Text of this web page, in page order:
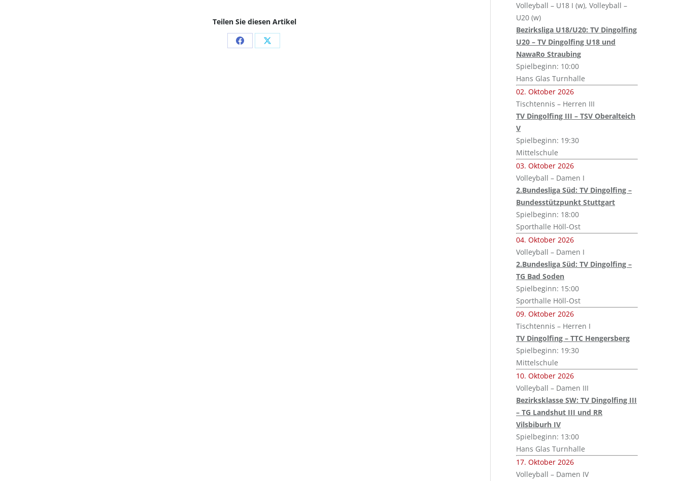
Teilen Sie diesen Artikel
Share Share
Volleyball – U18 I (w), Volleyball –
U20 (w)
Bezirksliga U18/U20: TV Dingolfing
U20 – TV Dingolfing U18 und
NawaRo Straubing
Spielbeginn: 10:00
Hans Glas Turnhalle
02. Oktober 2026
Tischtennis – Herren III
TV Dingolfing III – TSV Oberalteich
V
Spielbeginn: 19:30
Mittelschule
03. Oktober 2026
Volleyball – Damen I
2.Bundesliga Süd: TV Dingolfing –
Bundesstützpunkt Stuttgart
Spielbeginn: 18:00
Sporthalle Höll-Ost
04. Oktober 2026
Volleyball – Damen I
2.Bundesliga Süd: TV Dingolfing –
TG Bad Soden
Spielbeginn: 15:00
Sporthalle Höll-Ost
09. Oktober 2026
Tischtennis – Herren I
TV Dingolfing – TTC Hengersberg
Spielbeginn: 19:30
Mittelschule
10. Oktober 2026
Volleyball – Damen III
Bezirksklasse SW: TV Dingolfing III
– TG Landshut III und RR
Vilsbiburh IV
Spielbeginn: 13:00
Hans Glas Turnhalle
17. Oktober 2026
Volleyball – Damen IV